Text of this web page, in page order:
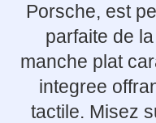
Porsche, est
parfaite de
manche plat
integree
tactile. Misez